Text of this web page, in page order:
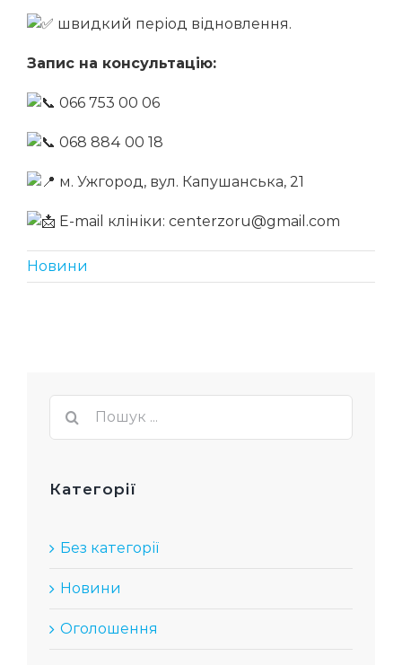
швидкий період відновлення.
Запис на консультацію:
066 753 00 06
068 884 00 18
м. Ужгород, вул. Капушанська, 21
E-mail клініки: centerzoru@gmail.com
Новини
Категорії
Без категорії
Новини
Оголошення